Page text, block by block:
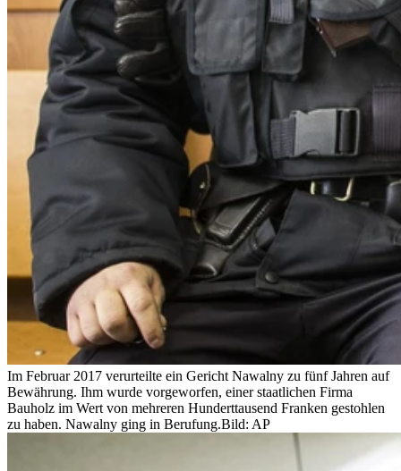
Im Februar 2017 verurteilte ein Gericht Nawalny zu fünf Jahren auf
Bewährung. Ihm wurde vorgeworfen, einer staatlichen Firma
Bauholz im Wert von mehreren Hunderttausend Franken gestohlen
zu haben. Nawalny ging in Berufung.Bild: AP